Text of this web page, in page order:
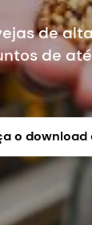
de
de até
o